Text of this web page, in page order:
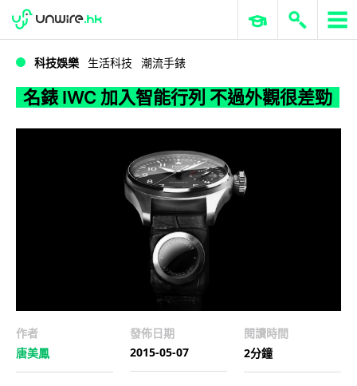
名錶 IWC 加入智能行列 不過外觀很差勁
WWDC 2026 ERP 與商業 AI
科技娛樂 生活科技 潮流手錶
名錶 IWC 加入智能行列 不過外觀很差勁
作者
唐美鳳
發佈日期
2015-05-07
閱讀時間
2分鐘